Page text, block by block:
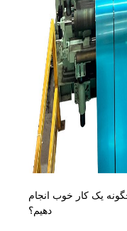
یک کار خوب انجام
دهیم؟